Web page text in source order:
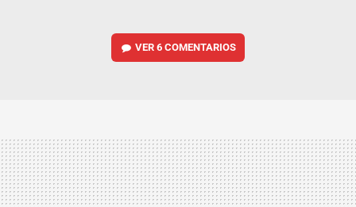
VER6 COMENTARIOS